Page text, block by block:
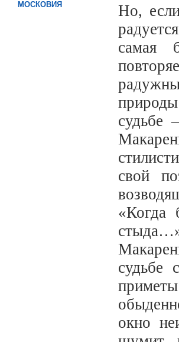
МОСКОВИЯ
Но,
самая
судьбе
свой
«Когда
судьбе
окно